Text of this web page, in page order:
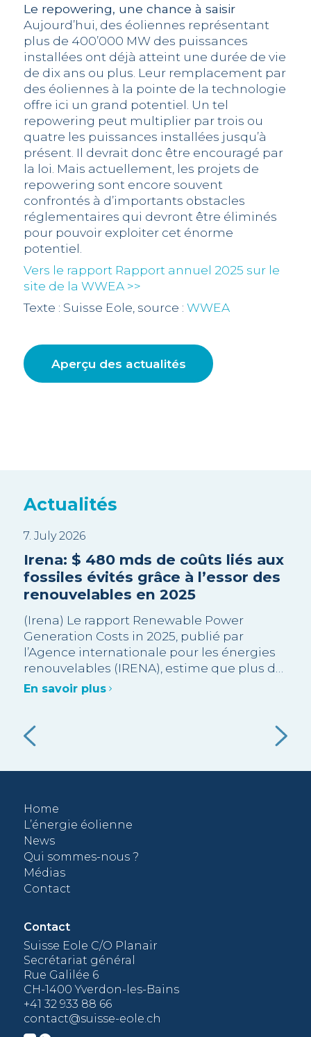
Le repowering, une chance à saisir
Aujourd’hui, des éoliennes représentant
plus de 400’000 MW des puissances
installées ont déjà atteint une durée de vie
de dix ans ou plus. Leur remplacement par
des éoliennes à la pointe de la technologie
offre ici un grand potentiel. Un tel
repowering peut multiplier par trois ou
quatre les puissances installées jusqu’à
présent. Il devrait donc être encouragé par
la loi. Mais actuellement, les projets de
repowering sont encore souvent
confrontés à d’importants obstacles
réglementaires qui devront être éliminés
pour pouvoir exploiter cet énorme
potentiel.
Vers le rapport Rapport annuel 2025 sur le
site de la WWEA >>
Texte : Suisse Eole, source : WWEA
Aperçu des actualités
Actualités
7. July 2026
Irena: $ 480 mds de coûts liés aux
fossiles évités grâce à l’essor des
renouvelables en 2025
(Irena) Le rapport Renewable Power
Generation Costs in 2025, publié par
l’Agence internationale pour les énergies
renouvelables (IRENA), estime que plus de
90 % des capacités renouvelables à
l’échelle industrielle ajoutées en 2025
fossile neuve la moins coûteuse.
En savoir plus
Home
L’énergie éolienne
News
Qui sommes-nous ?
Médias
Contact
Contact
Suisse Eole C/O Planair
Secrétariat général
Rue Galilée 6
CH-1400 Yverdon-les-Bains
+41 32 933 88 66
contact@suisse-eole.ch